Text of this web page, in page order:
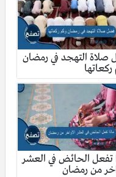
صلاة التهجد في رمضان
تفعل الحائض في العشر
من رمضان